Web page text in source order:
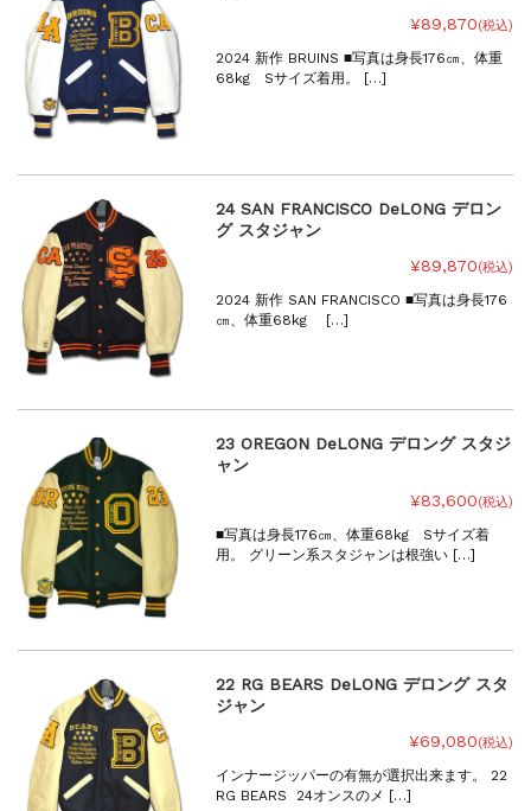
¥89,870(税込)
2024 新作 BRUINS ■写真は身長176㎝、体重
68kg Sサイズ着用。 […]
24 SAN FRANCISCO DeLONG デロン
グ スタジャン
¥89,870(税込)
2024 新作 SAN FRANCISCO ■写真は身長176
㎝、体重68kg […]
23 OREGON DeLONG デロング スタジ
ャン
¥83,600(税込)
■写真は身長176㎝、体重68kg Sサイズ着
用。 グリーン系スタジャンは根強い […]
22 RG BEARS DeLONG デロング スタ
ジャン
¥69,080(税込)
インナージッパーの有無が選択出来ます。 22
RG BEARS 24オンスのメ […]